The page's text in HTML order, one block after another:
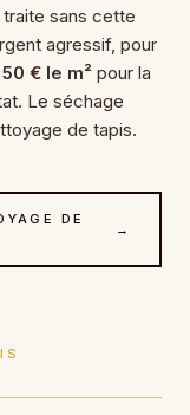
sans cette
agressif, pour
50 € le m² pour la
Le séchage
de tapis.
DE
→